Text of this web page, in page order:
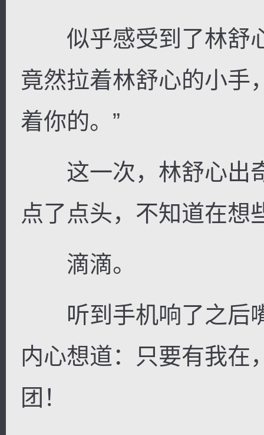
似乎感受到了林舒
竟然拉着林舒心的小手
着你的。”
这一次，林舒心出
点了点头，不知道在想
滴滴。
听到手机响了之后
内心想道：只要有我在
团！